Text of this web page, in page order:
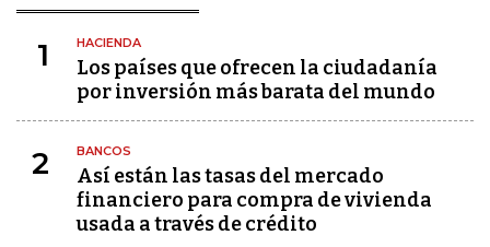
1 HACIENDA
Los países que ofrecen la ciudadanía
por inversión más barata del mundo
2 BANCOS
Así están las tasas del mercado
financiero para compra de vivienda
usada a través de crédito